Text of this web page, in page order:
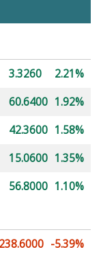
3.3260
2.21%
60.6400 1.92%
42.3600 1.58%
15.0600 1.35%
56.8000 1.10%
238.6000 -5.39%